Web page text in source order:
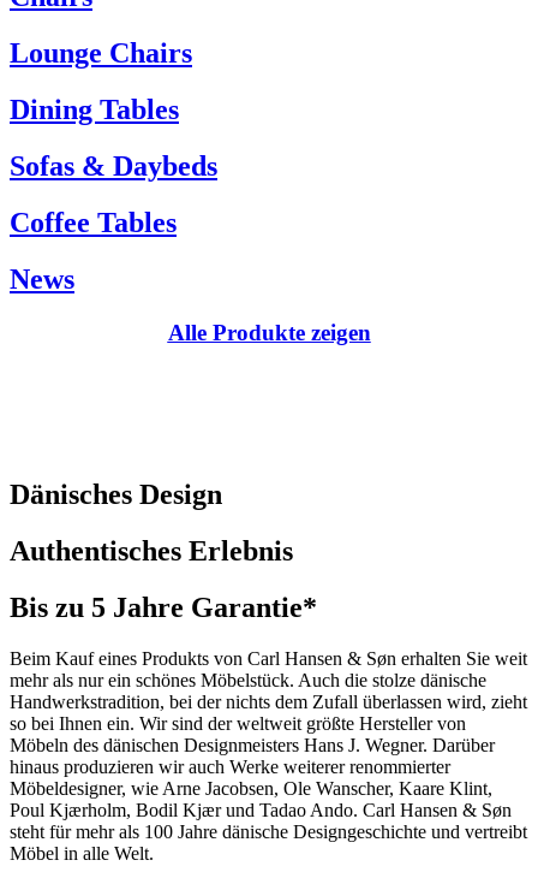
Kundenservice:
Tel.: +45 66 12 14 04
info@carlhansen.dk
Lounge Chairs
Dining Tables
Sofas & Daybeds
Coffee Tables
News
Alle Produkte zeigen
Dänisches Design
Authentisches Erlebnis
Bis zu 5 Jahre Garantie*
Beim Kauf eines Produkts von Carl Hansen & Søn erhalten Sie weit
mehr als nur ein schönes Möbelstück. Auch die stolze dänische
Handwerkstradition, bei der nichts dem Zufall überlassen wird, zieht
so bei Ihnen ein. Wir sind der weltweit größte Hersteller von
Möbeln des dänischen Designmeisters Hans J. Wegner. Darüber
hinaus produzieren wir auch Werke weiterer renommierter
Möbeldesigner, wie Arne Jacobsen, Ole Wanscher, Kaare Klint,
Poul Kjærholm, Bodil Kjær und Tadao Ando. Carl Hansen & Søn
steht für mehr als 100 Jahre dänische Designgeschichte und vertreibt
Möbel in alle Welt.